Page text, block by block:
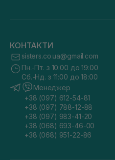
КОНТАКТИ
sisters.co.ua@gmail.com
Пн.-Пт. з 10:00 до 19:00
Сб.-Нд. з 11:00 до 18:00
Менеджер
+38 (097) 612-54-81
+38 (097) 788-12-88
+38 (097) 983-41-20
+38 (068) 693-46-00
+38 (068) 951-22-86